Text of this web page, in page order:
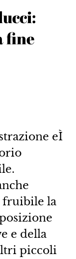
fine
eÌ
fruibile la
e della
piccoli